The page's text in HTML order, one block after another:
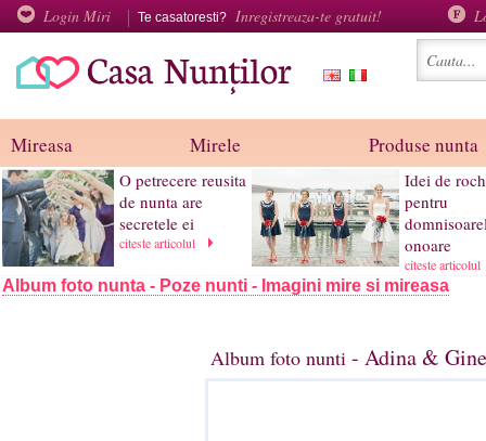
Login Miri Te casatoresti? Inregistreaza-te gratuit!
Mireasa Mirele Produse nunta
O petrecere reusita
de nunta are
secretele ei
citeste articolul
Idei de
pentru
onoare
citeste articolul
Album foto nunta - Poze nunti - Imagini mire si mireasa
Album foto nunti - Adina &